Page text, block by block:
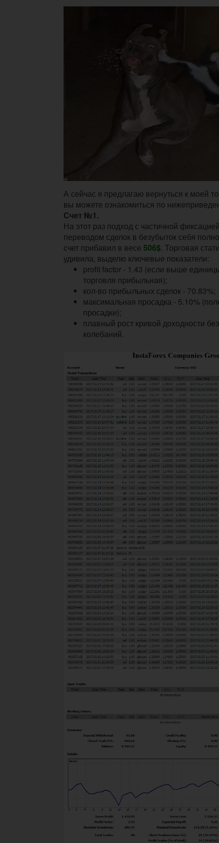
А сейчас я предлагаю вернуться к моей
вы можете ознакомиться по
Счет №1.
На этот раз подход с частичной
переводом сделок в безубыток себя
счет прибавил в весе 506$. Торговая
удивила, выделю ключевые показатели:
profit factor - 1.43 (если выше
торговля прибыльная);
кол-во прибыльных сделок - 70.83%;
максимальная просадка - 5.10%
просадки);
плавный рост кривой доходности
колебаний.